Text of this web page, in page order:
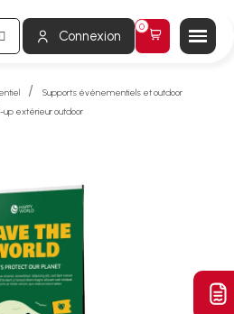
Connexion
Supports événementiels et outdoor
up extérieur outdoor